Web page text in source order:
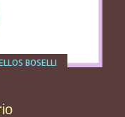
BOSELLI